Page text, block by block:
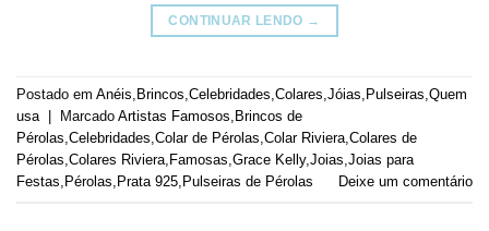
CONTINUAR LENDO →
Postado em Anéis, Brincos,Celebridades,Colares,Jóias, Pulseiras,Quem
usa
Marcado Artistas Famosos, Brincos de
Pérolas,Celebridades,Colar de Pérolas,Colar Riviera,Colares de
Pérolas,Colares Riviera, Famosas,Grace Kelly,Joias,Joias para
Festas, Pérolas, Prata 925, Pulseiras de Pérolas Deixe um comentário